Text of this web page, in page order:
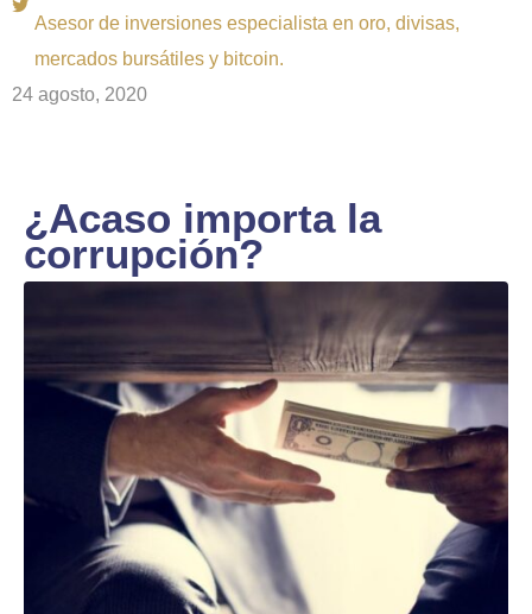
Asesor de inversiones especialista en oro, divisas,
mercados bursátiles y bitcoin.
24 agosto, 2020
¿Acaso importa la
corrupción?